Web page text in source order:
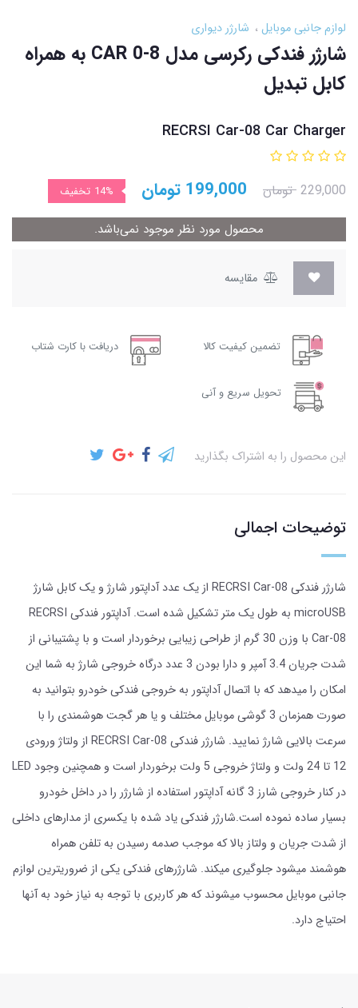
لوازم جانبی موبایل شارژر دیواری
شارژر فندکی رکرسی مدل CAR 0-8 به همراه
کابل تبدیل
RECRSI Car-08 Car Charger
229,000 تومان 199,000 تومان 14% تخفیف
محصول مورد نظر موجود نمی‌باشد.
مقایسه
تضمین کیفیت کالا دریافت با کارت شتاب
تحویل سریع و آنی
این محصول را به اشتراک بگذارید
توضیحات اجمالی
شارژر فندکی RECRSI Car-08 از یک عدد آداپتور شارژ و یک کابل شارژ
microUSB به طول یک متر تشکیل شده است. آداپتور فندکی RECRSI
Car-08 با وزن 30 گرم از طراحی زیبایی برخوردار است و با پشتیبانی از
شدت جریان 3.4 آمپر و دارا بودن 3 عدد درگاه خروجی شارژ به شما این
امکان را میدهد که با اتصال آداپتور به خروجی فندکی خودرو بتوانید به
صورت همزمان 3 گوشی موبایل مختلف و یا هر گجت هوشمندی را با
سرعت بالایی شارژ نمایید. شارژر فندکی RECRSI Car-08 از ولتاژ ورودی
12 تا 24 ولت و ولتاژ خروجی 5 ولت برخوردار است و همچنین وجود LED
در کنار خروجی شارز 3 گانه آداپتور استفاده از شارژر را در داخل خودرو
بسیار ساده نموده است.شارژر فندکی یاد شده با یکسری از مدارهای داخلی
از شدت جریان و ولتاز بالا که موجب صدمه رسیدن به تلفن همراه
هوشمند میشود جلوگیری میکند. شارژرهای فندکی یکی از ضروریترین لوازم
جانبی موبایل محسوب میشوند که هر کاربری با توجه به نیاز خود به آنها
احتیاج دارد.